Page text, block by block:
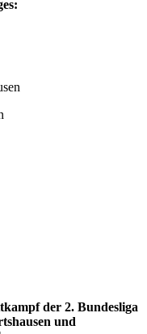
der 2. Bundesliga
und